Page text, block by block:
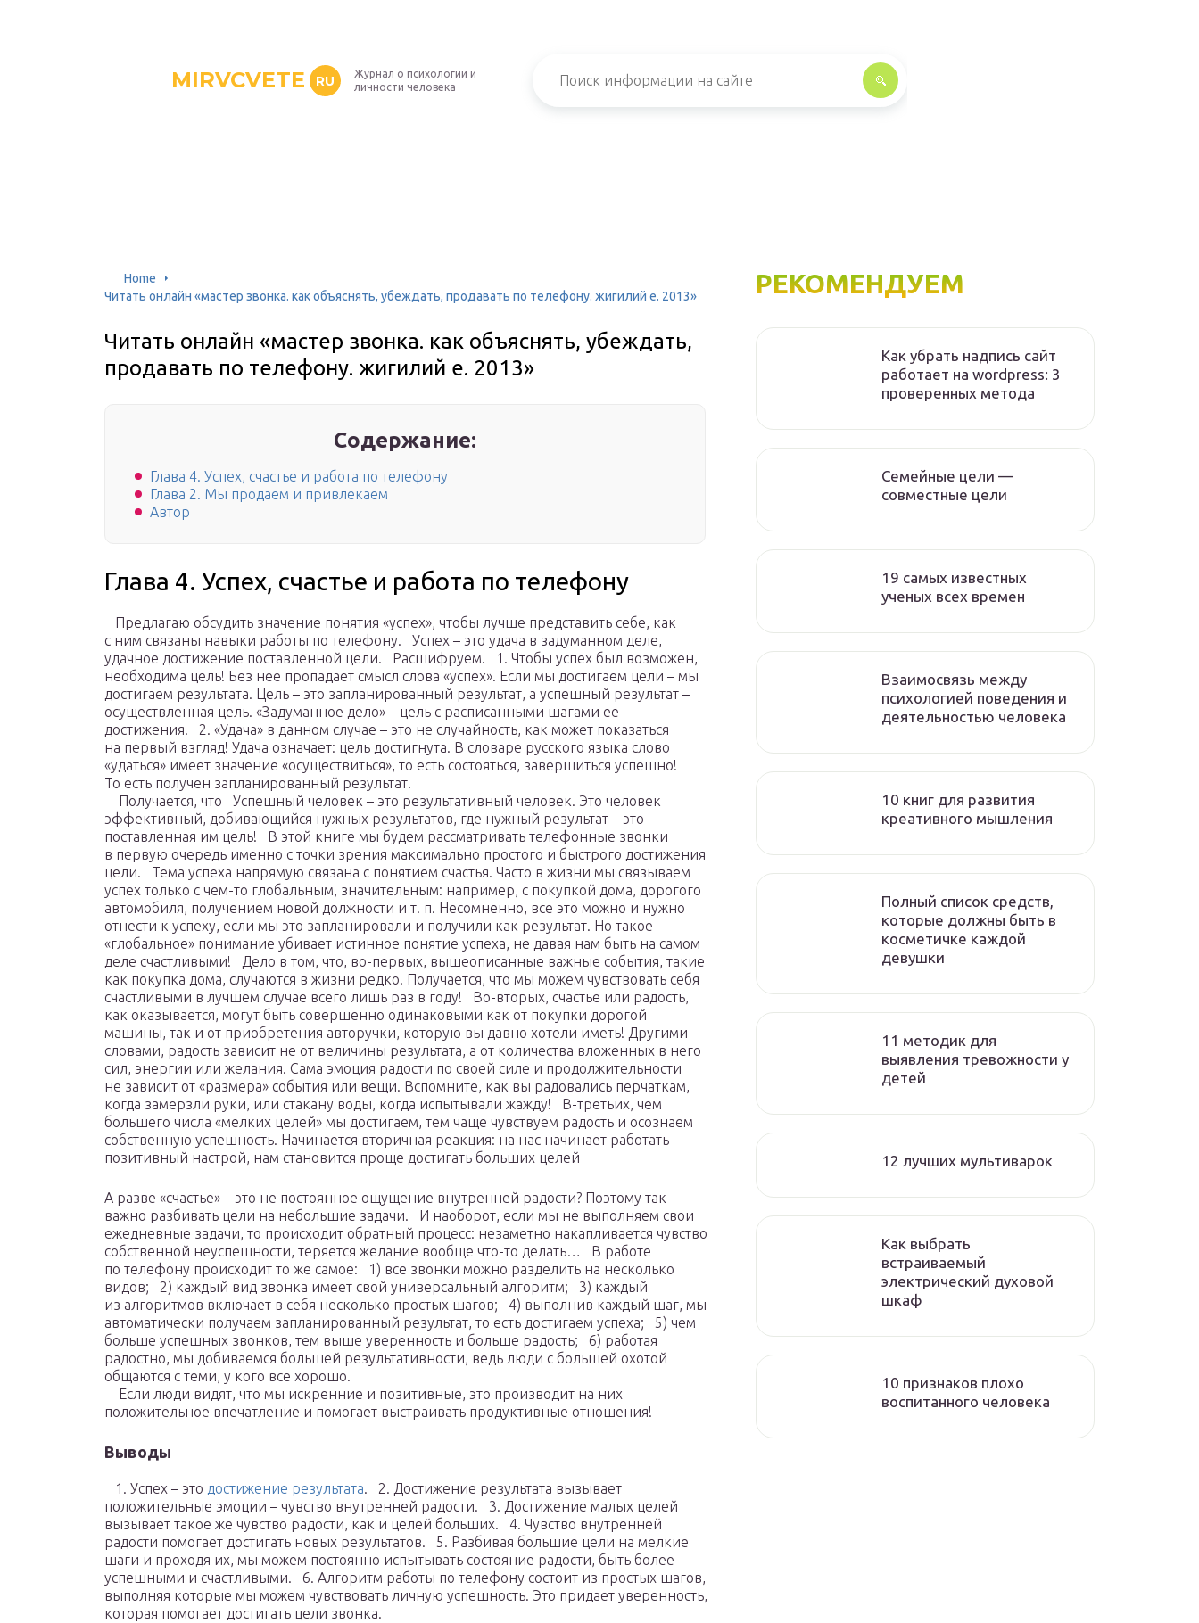
MIRVCVETE RU
Журнал о психологии и
личности человека
Home
Читать онлайн «мастер звонка. как объяснять, убеждать, продавать по телефону. жигилий е. 2013»
Читать онлайн «мастер звонка. как объяснять, убеждать,
продавать по телефону. жигилий е. 2013»
Содержание:
Глава 4. Успех, счастье и работа по телефону
Глава 2. Мы продаем и привлекаем
Автор
Глава 4. Успех, счастье и работа по телефону
Предлагаю обсудить значение понятия «успех», чтобы лучше представить себе, как
с ним связаны навыки работы по телефону. Успех – это удача в задуманном деле,
удачное достижение поставленной цели. Расшифруем. 1. Чтобы успех был возможен,
необходима цель! Без нее пропадает смысл слова «успех». Если мы достигаем цели – мы
достигаем результата. Цель – это запланированный результат, а успешный результат –
осуществленная цель. «Задуманное дело» – цель с расписанными шагами ее
достижения. 2. «Удача» в данном случае – это не случайность, как может показаться
на первый взгляд! Удача означает: цель достигнута. В словаре русского языка слово
«удаться» имеет значение «осуществиться», то есть состояться, завершиться успешно!
То есть получен запланированный результат.
Получается, что Успешный человек – это результативный человек. Это человек
эффективный, добивающийся нужных результатов, где нужный результат – это
поставленная им цель! В этой книге мы будем рассматривать телефонные звонки
в первую очередь именно с точки зрения максимально простого и быстрого достижения
цели. Тема успеха напрямую связана с понятием счастья. Часто в жизни мы связываем
успех только с чем-то глобальным, значительным: например, с покупкой дома, дорогого
автомобиля, получением новой должности и т. п. Несомненно, все это можно и нужно
отнести к успеху, если мы это запланировали и получили как результат. Но такое
«глобальное» понимание убивает истинное понятие успеха, не давая нам быть на самом
деле счастливыми! Дело в том, что, во-первых, вышеописанные важные события, такие
как покупка дома, случаются в жизни редко. Получается, что мы можем чувствовать себя
счастливыми в лучшем случае всего лишь раз в году! Во-вторых, счастье или радость,
как оказывается, могут быть совершенно одинаковыми как от покупки дорогой
машины, так и от приобретения авторучки, которую вы давно хотели иметь! Другими
словами, радость зависит не от величины результата, а от количества вложенных в него
сил, энергии или желания. Сама эмоция радости по своей силе и продолжительности
не зависит от «размера» события или вещи. Вспомните, как вы радовались перчаткам,
когда замерзли руки, или стакану воды, когда испытывали жажду! В-третьих, чем
большего числа «мелких целей» мы достигаем, тем чаще чувствуем радость и осознаем
собственную успешность. Начинается вторичная реакция: на нас начинает работать
позитивный настрой, нам становится проще достигать больших целей
А разве «счастье» – это не постоянное ощущение внутренней радости? Поэтому так
важно разбивать цели на небольшие задачи. И наоборот, если мы не выполняем свои
ежедневные задачи, то происходит обратный процесс: незаметно накапливается чувство
собственной неуспешности, теряется желание вообще что-то делать… В работе
по телефону происходит то же самое: 1) все звонки можно разделить на несколько
видов; 2) каждый вид звонка имеет свой универсальный алгоритм; 3) каждый
из алгоритмов включает в себя несколько простых шагов; 4) выполнив каждый шаг, мы
автоматически получаем запланированный результат, то есть достигаем успеха; 5) чем
больше успешных звонков, тем выше уверенность и больше радость; 6) работая
радостно, мы добиваемся большей результативности, ведь люди с большей охотой
общаются с теми, у кого все хорошо.
Если люди видят, что мы искренние и позитивные, это производит на них
положительное впечатление и помогает выстраивать продуктивные отношения!
Выводы
1. Успех – это достижение результата. 2. Достижение результата вызывает
положительные эмоции – чувство внутренней радости. 3. Достижение малых целей
вызывает такое же чувство радости, как и целей больших. 4. Чувство внутренней
радости помогает достигать новых результатов. 5. Разбивая большие цели на мелкие
шаги и проходя их, мы можем постоянно испытывать состояние радости, быть более
успешными и счастливыми. 6. Алгоритм работы по телефону состоит из простых шагов,
выполняя которые мы можем чувствовать личную успешность. Это придает уверенность,
которая помогает достигать цели звонка.
РЕКОМЕНДУЕМ
Как убрать надпись сайт
работает на wordpress: 3
проверенных метода
Семейные цели —
совместные цели
19 самых известных
ученых всех времен
Взаимосвязь между
психологией поведения и
деятельностью человека
10 книг для развития
креативного мышления
Полный список средств,
которые должны быть в
косметичке каждой
девушки
11 методик для
выявления тревожности у
детей
12 лучших мультиварок
Как выбрать
встраиваемый
электрический духовой
шкаф
10 признаков плохо
воспитанного человека